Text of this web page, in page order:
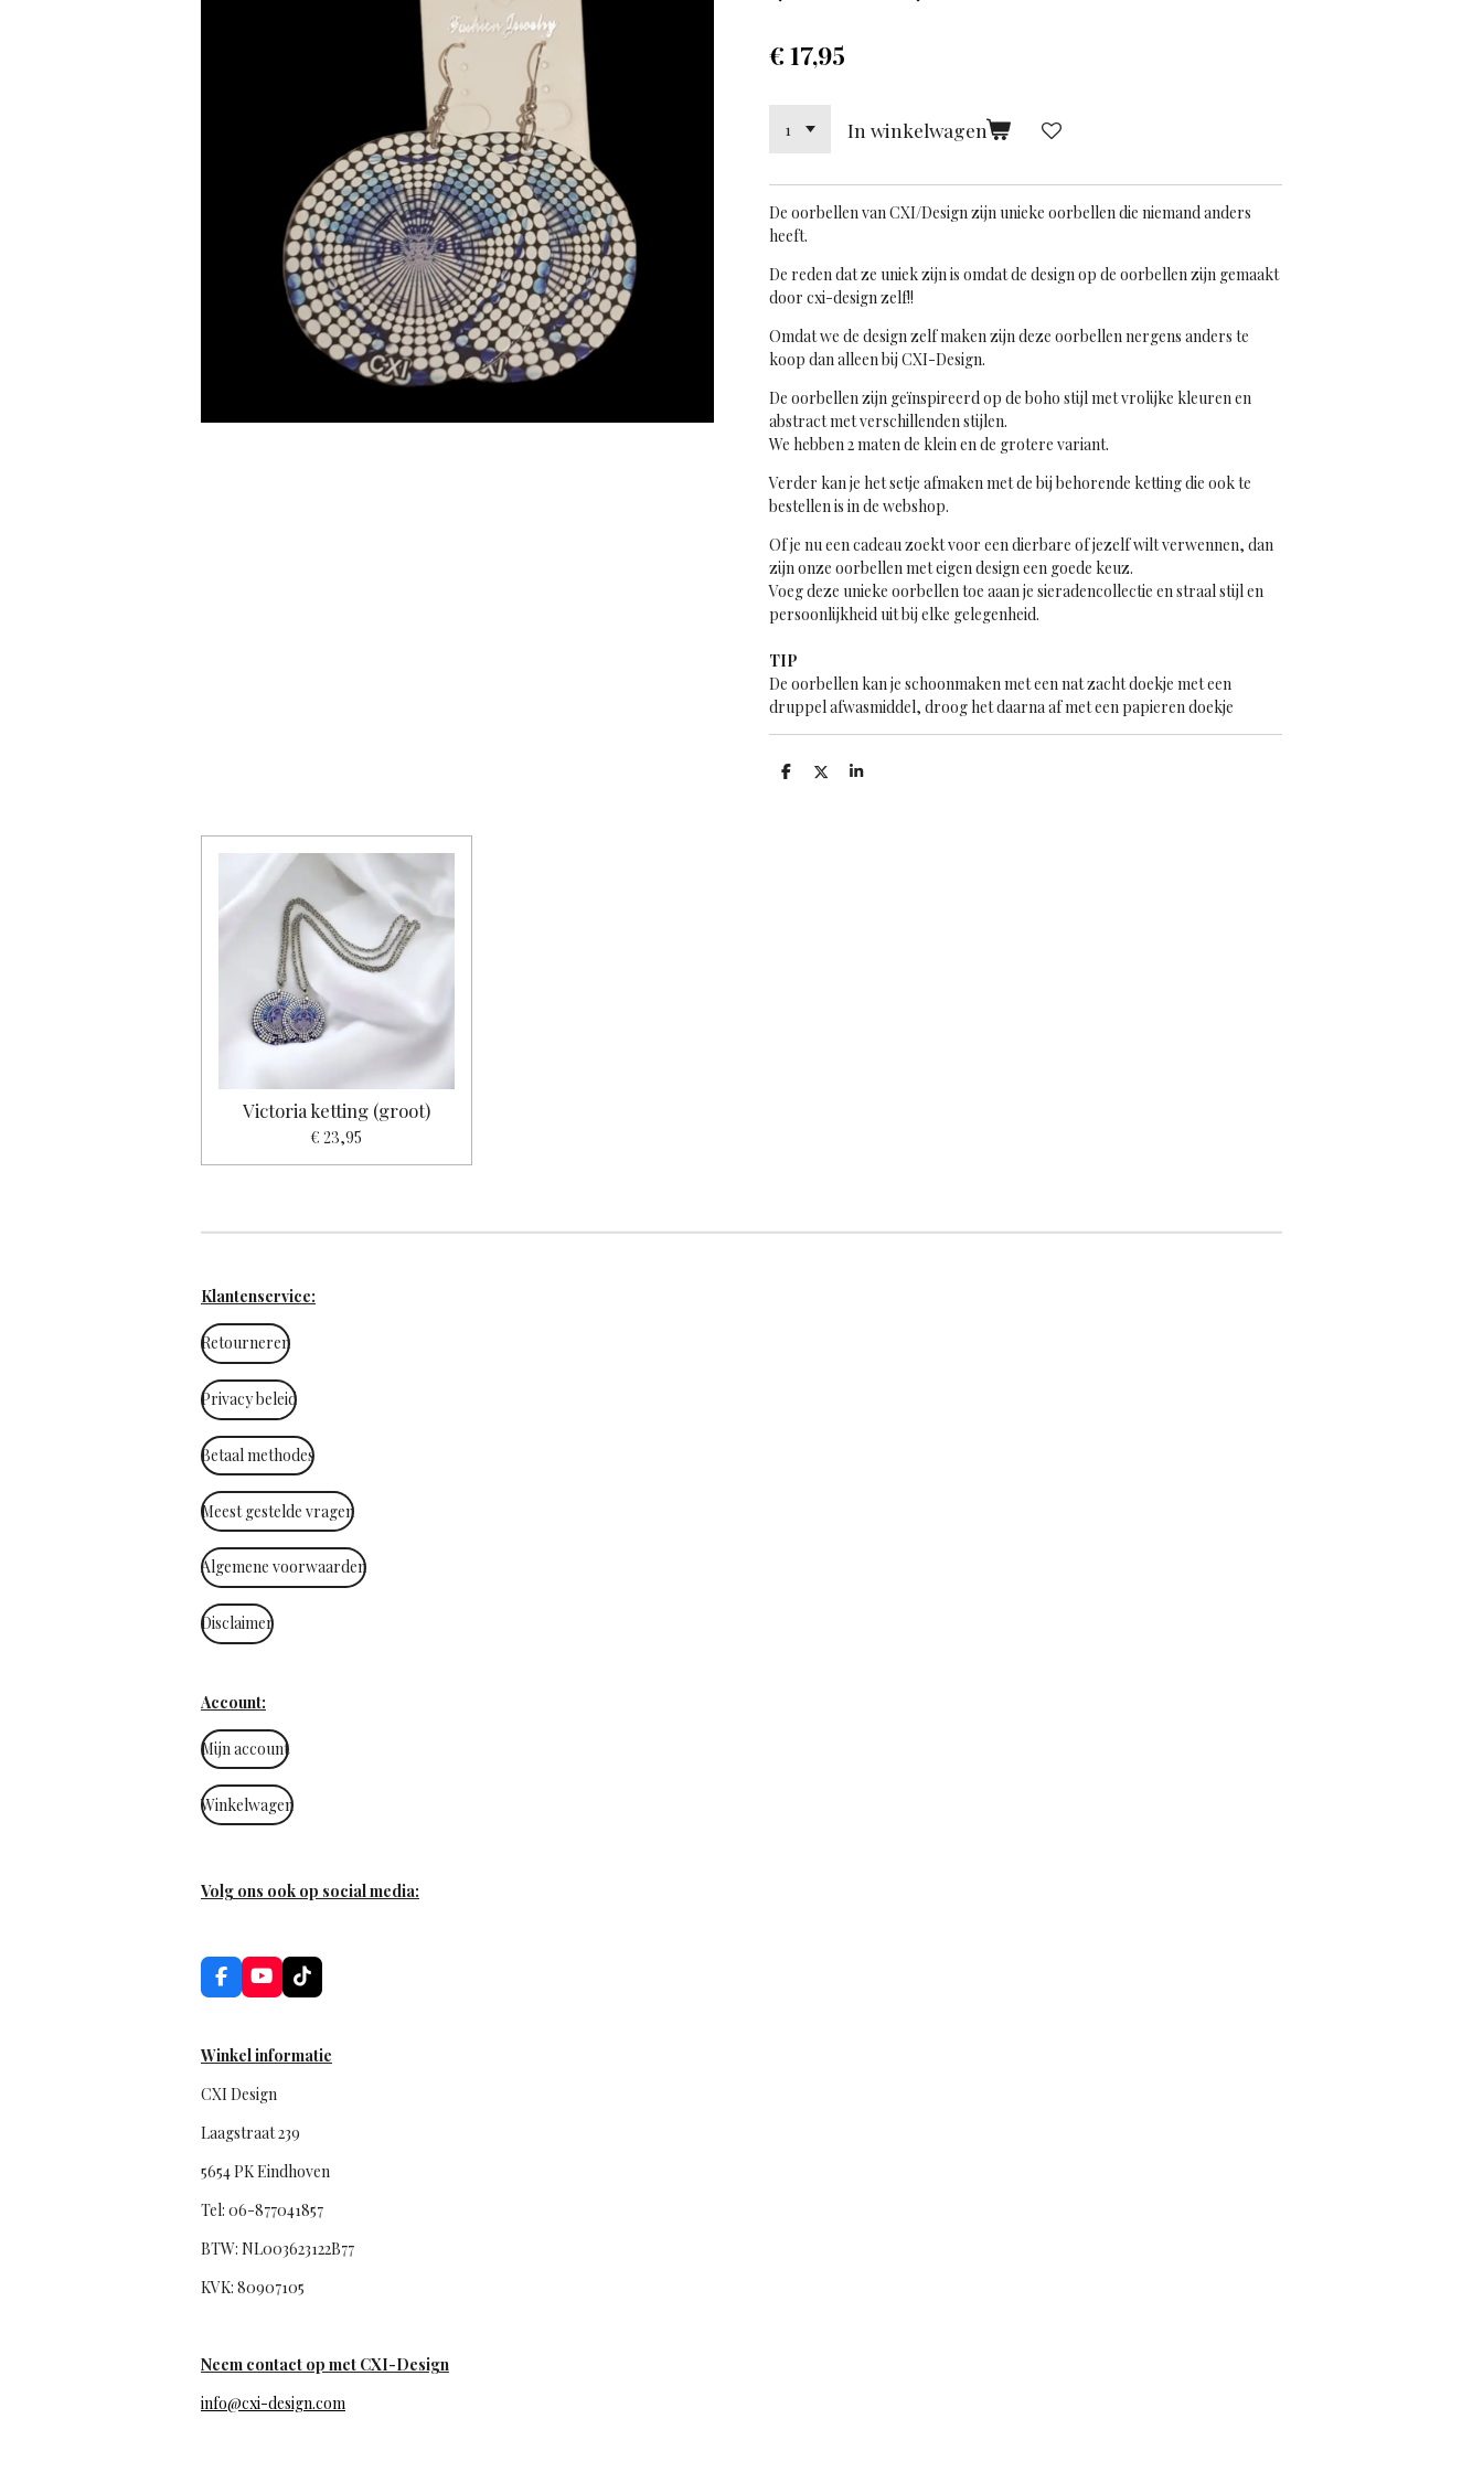
€ 17,95
In winkelwagen
De oorbellen van CXI/Designzijn unieke oorbellen die niemand anders
heeft.
De reden dat ze uniek zijn is omdat de design op de oorbellen zijn gemaakt
door cxi-design zelf!!
Omdat we de design zelf maken zijn deze oorbellen nergens anders te
koop dan alleen bij CXI-Design.
De oorbellen zijn geïnspireerd op de boho stijl met vrolijke kleuren en
abstract met verschillenden stijlen.
We hebben 2 maten de klein en de grotere variant.
Verder kan je het setje afmaken met de bij behorende ketting die ook te
bestellen is in de webshop.
Of je nu een cadeau zoekt voor een dierbare of jezelf wilt verwennen, dan
zijn onze oorbellen met eigen design een goede keuz.
Voeg deze unieke oorbellen toe aaan je sieradencollectie en straal stijl en
persoonlijkheid uit bij elke gelegenheid.
TIP
De oorbellen kan je schoonmaken met een nat zacht doekje met een
druppel afwasmiddel, droog het daarna af met een papieren doekje
D
D
S
Victoria ketting (groot)
€ 23,95
Klantenservice:
Retourneren
Privacy beleid
Betaal methodes
Meest gestelde vragen
Algemene voorwaarden
Disclaimer
Account:
Mijn account
Winkelwagen
Volg ons ook op social media:
F
a
b
o
k
Y
o
u
e
T
i
o
Winkel informatie
CXI Design
Laagstraat 239
5654 PK Eindhoven
Tel: 06-877041857
BTW: NL003623122B77
KVK: 80907105
Neem contact op met CXI-Design
info@cxi-design.com